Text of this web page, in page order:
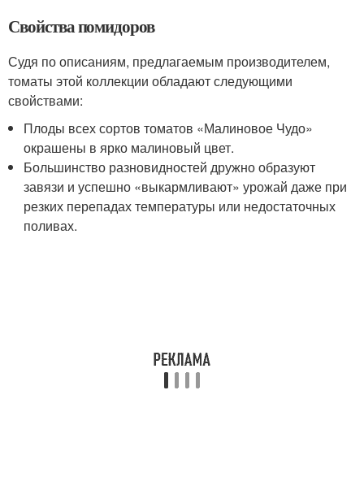
Свойства помидоров
Судя по описаниям, предлагаемым производителем,
томаты этой коллекции обладают следующими
свойствами:
Плоды всех сортов томатов «Малиновое Чудо»
окрашены в ярко малиновый цвет.
Большинство разновидностей дружно образуют
завязи и успешно «выкармливают» урожай даже при
резких перепадах температуры или недостаточных
поливах.